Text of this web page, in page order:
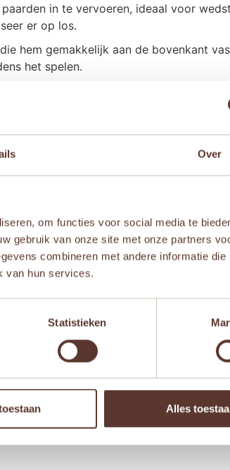
Over
om functies voor social media te
gebruik van onze site met onze partners
combineren met andere informatie die
van hun services.
Statistieken
Alles
in te vervoeren, ideaal voor
er op los.
hem gemakkelijk aan de bovenkant
het spelen.